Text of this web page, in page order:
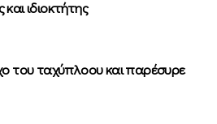
ιδιοκτήτης
του ταχύπλοου και παρέσυρε